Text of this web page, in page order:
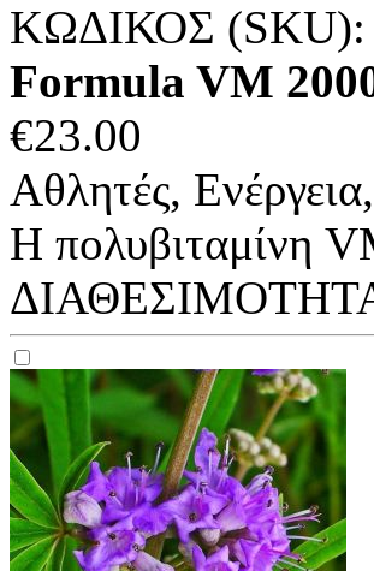
ΚΩΔΙΚΟΣ (SKU):
Formula VM
€23.00
Αθλητές,
Η πολυβιταμίνη